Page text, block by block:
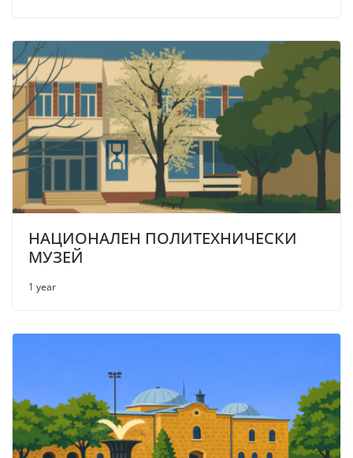
НАЦИОНАЛЕН ПОЛИТЕХНИЧЕСКИ
МУЗЕЙ
1 year